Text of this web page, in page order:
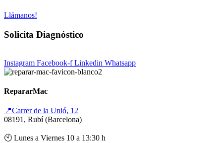
Llámanos!
Solicita Diagnóstico
Instagram Facebook-f Linkedin Whatsapp
RepararMac
📍Carrer de la Unió, 12
08191, Rubí (Barcelona)
🕙 Lunes a Viernes 10 a 13:30 h